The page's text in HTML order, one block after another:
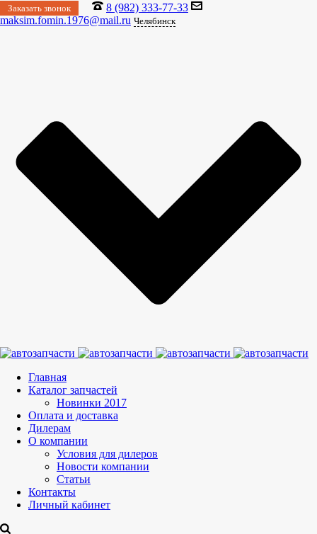
Заказать звонок
8 (982) 333-77-33
maksim.fomin.1976@mail.ru Челябинск
Главная
Каталог запчастей
Новинки 2017
Оплата и доставка
Дилерам
О компании
Условия для дилеров
Новости компании
Статьи
Контакты
Личный кабинет